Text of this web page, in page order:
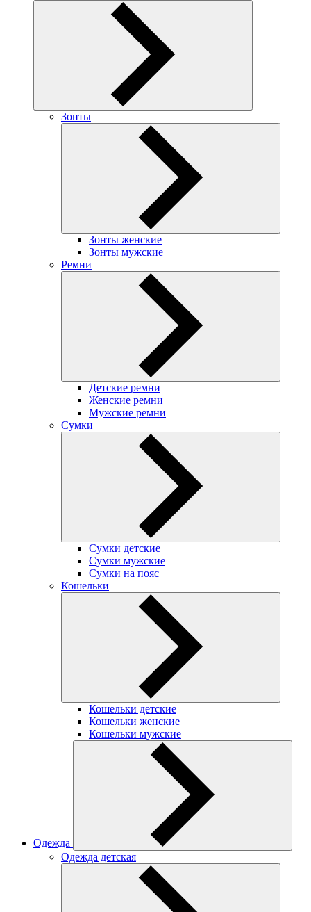
Зонты
Зонты женские
Зонты мужские
Ремни
Детские ремни
Женские ремни
Мужские ремни
Сумки
Сумки детские
Сумки мужские
Сумки на пояс
Кошельки
Кошельки детские
Кошельки женские
Кошельки мужские
Одежда
Одежда детская